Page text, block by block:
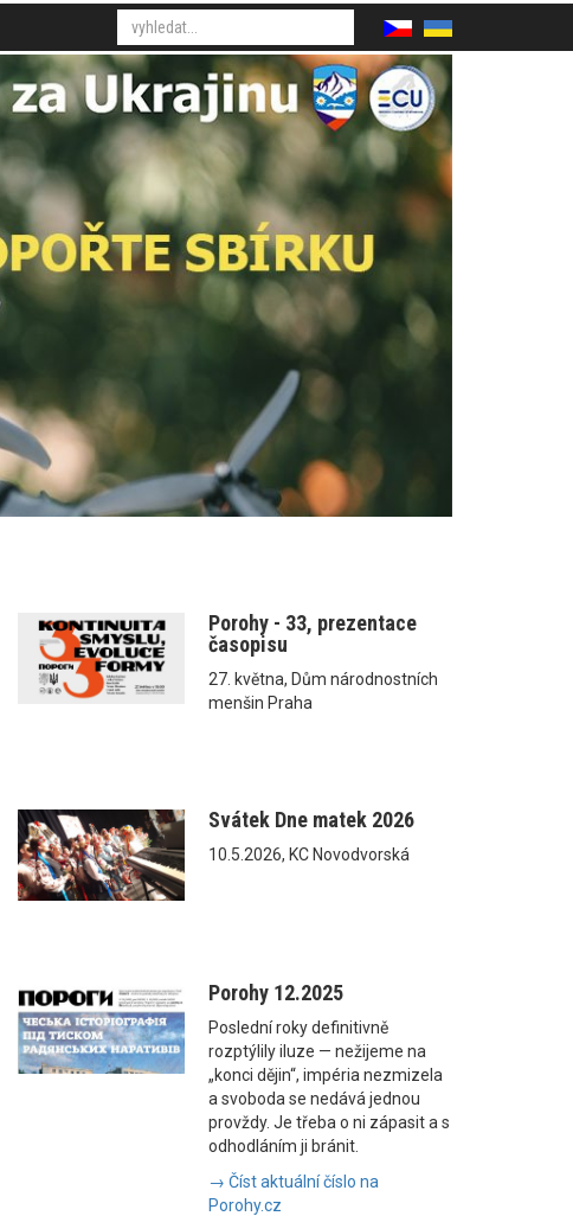
Porohy - 33, prezentace
časopisu
27. května, Dům národnostních
menšin Praha
Svátek Dne matek 2026
10.5.2026, KC Novodvorská
Porohy 12.2025
Poslední roky definitivně
rozptýlily iluze — nežijeme na
„konci dějin“, impéria nezmizela
a svoboda se nedává jednou
provždy. Je třeba o ni zápasit a s
odhodláním ji bránit.
→ Číst aktuální číslo na
Porohy.cz